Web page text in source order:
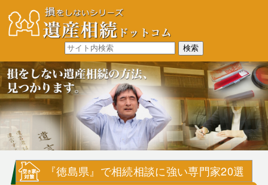
『徳島県』で相続相談に強い専門家20選